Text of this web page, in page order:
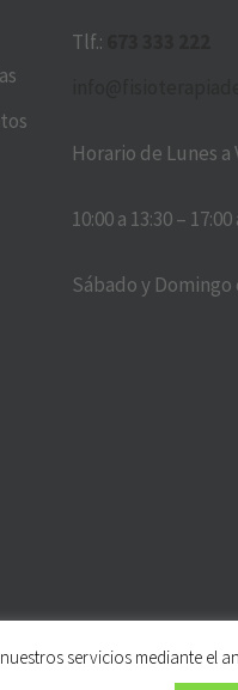
Tlf.:
Horario de Lunes a
10:00 a 13:30 – 17:00
Sábado y
servicios mediante el